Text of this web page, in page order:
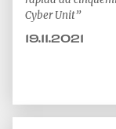
Cyber Unit”
19.11.2021